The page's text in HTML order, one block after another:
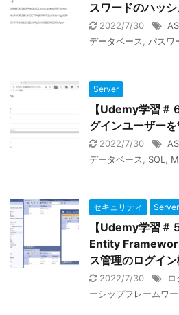
スワードのハッ
2022/7/30
データベース
パスワ
Server
【Udemy学習＃
グインユーザー
2022/7/30
データベース
SQL
セキュリティ Server
【Udemy学習＃
Entity
ス管理のログイ
2022/7/30
ーシップフレームワー